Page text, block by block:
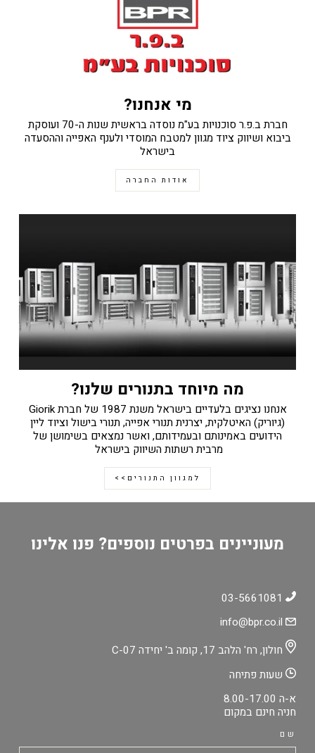
מי אנחנו?
חברת ב.פ.ר סוכנויות בע"מ נוסדה בראשית שנות ה-70 ועוסקת
ביבוא ושיווק ציוד מגוון למטבח המוסדי ולענף האפייה וההסעדה
בישראל
אודות החברה
מה מיוחד בתנורים שלנו?
אנחנו נציגים בלעדיים בישראל משנת 1987 של חברת Giorik
(גיוריק) האיטלקית, יצרנית תנורי אפייה, תנורי בישול וציוד ליין
הידועים באמינותם ובעמידותם, ואשר נמצאים בשימושן של
מרבית רשתות השיווק בישראל
למגוון התנורים>>
מעוניינים בפרטים נוספים? פנו אלינו
חולון, רח' הלהב 17, קומה ב' יחידה C-07
שעות פתיחה
א-ה 8.00-17.00
חניה חינם במקום
שם